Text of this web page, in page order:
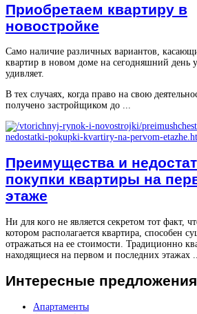
Приобретаем квартиру в
новостройке
Само наличие различных вариантов,
квартир в новом доме на сегодняшний день
удивляет.
В тех случаях, когда право на свою
получено застройщиком до ...
Преимущества и
покупки квартиры на
этаже
Ни для кого не является секретом тот факт,
котором располагается квартира, способен
отражаться на ее стоимости. Традиционно
находящиеся на первом и последних этажах ...
Интересные предложения
Апартаменты